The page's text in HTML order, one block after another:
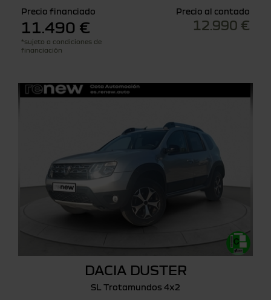
Precio financiado
11.490 €
*sujeto a condiciones de
financiación
Precio al contado
12.990 €
DACIA DUSTER
SL Trotamundos 4x2